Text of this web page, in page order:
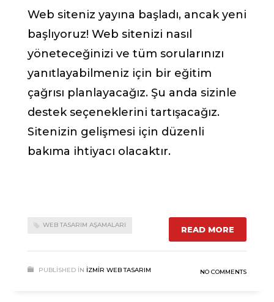
Web siteniz yayına başladı, ancak yeni
başlıyoruz! Web sitenizi nasıl
yöneteceğinizi ve tüm sorularınızı
yanıtlayabilmeniz için bir eğitim
çağrısı planlayacağız. Şu anda sizinle
destek seçeneklerini tartışacağız.
Sitenizin gelişmesi için düzenli
bakıma ihtiyacı olacaktır.
WEB TASARIM AŞAMALARI READ MORE
PUBLISHED IN İZMIR WEB TASARIM NO COMMENTS